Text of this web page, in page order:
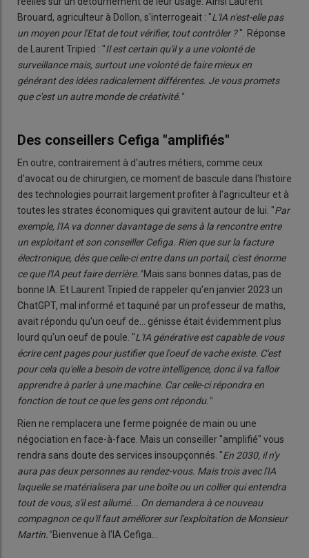
Brouard, agriculteur à Dollon, s'interrogeait : "L'IA n'est-elle pas
un moyen pour l'Etat de tout vérifier, tout contrôler ?". Réponse
de Laurent Tripied : "Il est certain qu'il y a une volonté de
surveillance mais, surtout une volonté de faire mieux en
générant des idées radicalement différentes. Je vous promets
que c'est un autre monde de créativité."
Des conseillers Cefiga "amplifiés"
En outre, contrairement à d'autres métiers, comme ceux
d'avocat ou de chirurgien, ce moment de bascule dans l'histoire
des technologies pourrait largement profiter à l'agriculteur et à
toutes les strates économiques qui gravitent autour de lui. "Par
exemple, l'IA va donner davantage de sens à la rencontre entre
un exploitant et son conseiller Cefiga. Rien que sur la facture
électronique, dès que celle-ci entre dans un portail, c'est énorme
ce que l'IA peut faire derrière."Mais sans bonnes datas, pas de
bonne IA. Et Laurent Tripied de rappeler qu'en janvier 2023 un
ChatGPT, mal informé et taquiné par un professeur de maths,
avait répondu qu'un oeuf de... génisse était évidemment plus
lourd qu'un oeuf de poule. "L'IA générative est capable de vous
écrire cent pages pour justifier que l'oeuf de vache existe. C'est
pour cela qu'elle a besoin de votre intelligence, donc il va falloir
apprendre à parler à une machine. Car celle-ci répondra en
fonction de tout ce que les gens ont répondu."
Rien ne remplacera une ferme poignée de main ou une
négociation en face-à-face. Mais un conseiller "amplifié" vous
rendra sans doute des services insoupçonnés. "En 2030, il n'y
aura pas deux personnes au rendez-vous. Mais trois avec l'IA
laquelle se matérialisera par une boîte ou un collier qui entendra
tout de vous, s'il est allumé... On demandera à ce nouveau
compagnon ce qu'il faut améliorer sur l'exploitation de Monsieur
Martin."Bienvenue à l'IA Cefiga...